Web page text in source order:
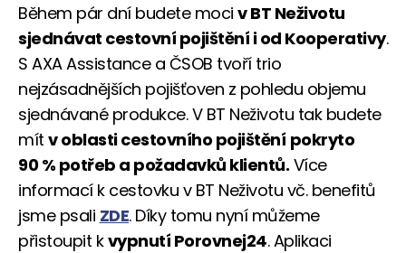
Během pár dní budete moci v BT Neživotu
sjednávat cestovní pojištění i od Kooperativy.
S AXA Assistance a ČSOB tvoří trio
nejzásadnějších pojišťoven z pohledu objemu
sjednávané produkce. V BT Neživotu tak budete
mít v oblasti cestovního pojištění pokryto
90 % potřeb a požadavků klientů. Více
informací k cestovku v BT Neživotu vč. benefitů
jsme psali ZDE. Díky tomu nyní můžeme
přistoupit kvypnutí Porovnej24. Aplikaci